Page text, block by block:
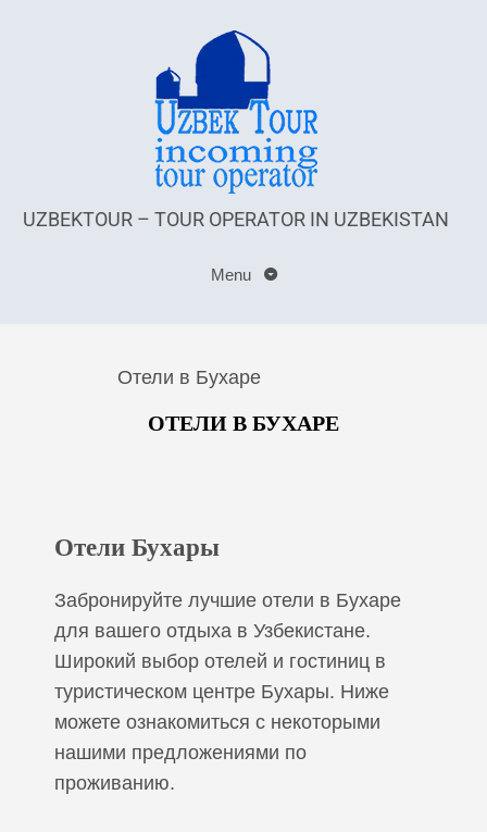
UZBEKTOUR – TOUR OPERATOR IN UZBEKISTAN
Menu
Отели в Бухаре
ОТЕЛИ В БУХАРЕ
Отели Бухары
Забронируйте лучшие отели в Бухаре
для вашего отдыха в Узбекистане.
Широкий выбор отелей и гостиниц в
туристическом центре Бухары. Ниже
можете ознакомиться с некоторыми
нашими предложениями по
проживанию.